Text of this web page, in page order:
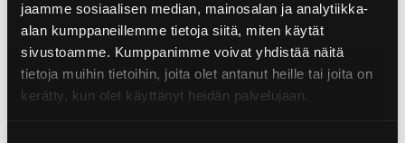
jaamme sosiaalisen median, mainosalan ja analytiikka-
alan kumppaneillemme tietoja siitä, miten käytät
sivustoamme. Kumppanimme voivat yhdistää näitä
tietoja muihin tietoihin, joita olet antanut heille tai joita on
kerätty, kun olet käyttänyt heidän palvelujaan.